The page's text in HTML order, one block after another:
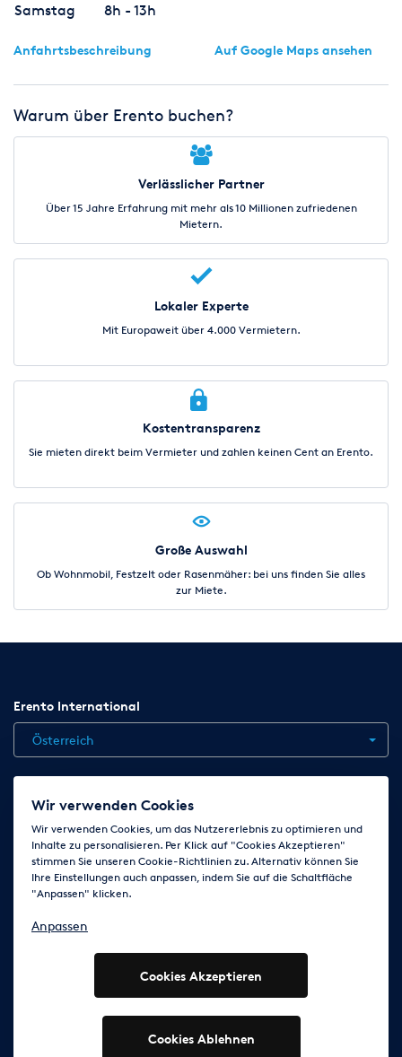
Samstag
8h - 13h
Anfahrtsbeschreibung Auf Google Maps ansehen
Warum über Erento buchen?
Verlässlicher Partner
Über 15 Jahre Erfahrung mit mehr als 10 Millionen zufriedenen
Mietern.
Lokaler Experte
Mit Europaweit über 4.000 Vermietern.
Kostentransparenz
Sie mieten direkt beim Vermieter und zahlen keinen Cent an Erento.
Große Auswahl
Ob Wohnmobil, Festzelt oder Rasenmäher: bei uns finden Sie alles
zur Miete.
Erento International
Österreich
Jobs Kontakt News
AGB
Impressum Cookie-Einstellungen ändern
Folge uns auf
© 2003 - 2026 Erento Campanda GmbH - Alle Rechte
vorbehalten
Ausgewiesene Marken gehören den jeweiligen Eigentümern.
Wir verwenden Cookies
Wir verwenden Cookies, um das Nutzererlebnis zu optimieren und
Inhalte zu personalisieren. Per Klick auf "Cookies Akzeptieren"
stimmen Sie unseren Cookie-Richtlinien zu. Alternativ können Sie
Ihre Einstellungen auch anpassen, indem Sie auf die Schaltfläche
"Anpassen" klicken.
Anpassen
Cookies Akzeptieren
Cookies Ablehnen